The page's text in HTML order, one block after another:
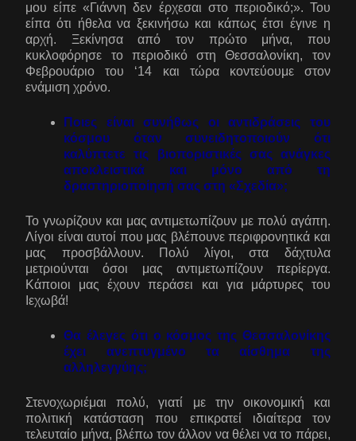
μου είπε «Γιάννη δεν έρχεσαι στο περιοδικό;». Του
είπα ότι ήθελα να ξεκινήσω και κάπως έτσι έγινε η
αρχή. Ξεκίνησα από τον πρώτο μήνα, που
κυκλοφόρησε το περιοδικό στη Θεσσαλονίκη, τον
Φεβρουάριο του ‘14 και τώρα κοντεύουμε στον
ενάμιση χρόνο.
Ποιες είναι συνήθως οι αντιδράσεις του
κόσμου όταν συνειδητοποιούν ότι
καλύπτετε τις βιοποριστικές σας ανάγκες
αποκλειστικά και μόνο από τη
δραστηριοποίησή σας στη «Σχεδία»;
Το γνωρίζουν και μας αντιμετωπίζουν με πολύ αγάπη.
Λίγοι είναι αυτοί που μας βλέπουνε περιφρονητικά και
μας προσβάλλουν. Πολύ λίγοι, στα δάχτυλα
μετριούνται όσοι μας αντιμετωπίζουν περίεργα.
Κάποιοι μας έχουν περάσει και για μάρτυρες του
Ιεχωβά!
Θα έλεγες ότι ο κόσμος της Θεσσαλονίκης
έχει ανεπτυγμένο τα αίσθημα της
αλληλεγγύης;
Στενοχωριέμαι πολύ, γιατί με την οικονομική και
πολιτική κατάσταση που επικρατεί ιδιαίτερα τον
τελευταίο μήνα, βλέπω τον άλλον να θέλει να το πάρει,